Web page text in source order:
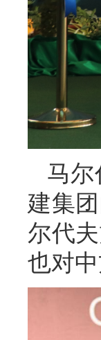
马尔
建集
尔代
也对中